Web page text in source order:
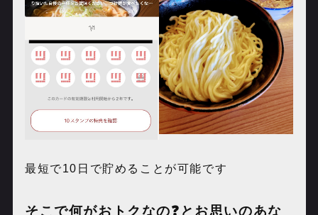
最短で10 日で貯めることが可能です
そこで何がおトクなの❓とお思いのあな